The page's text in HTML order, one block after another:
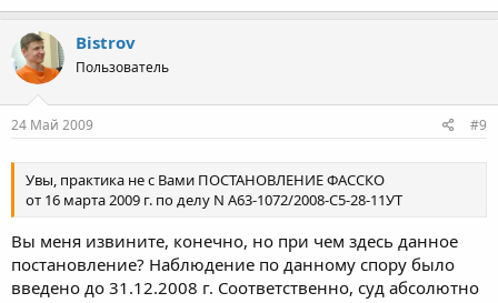
Bistrov
Пользователь
24 Май 2009 #9
Увы, практика не с Вами ПОСТАНОВЛЕНИЕ ФАССКО
от 16 марта 2009 г. по делу N А63-1072/2008-С5-28-11УТ
Вы меня извините, конечно, но при чем здесь данное
постановление? Наблюдение по данному спору было
введено до 31.12.2008 г. Соответственно, суд абсолютно